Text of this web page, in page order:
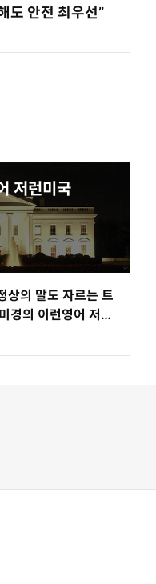
도 안전 최우선”
저런미국
상의 말도 자르는 트
경의 이런영어 저런